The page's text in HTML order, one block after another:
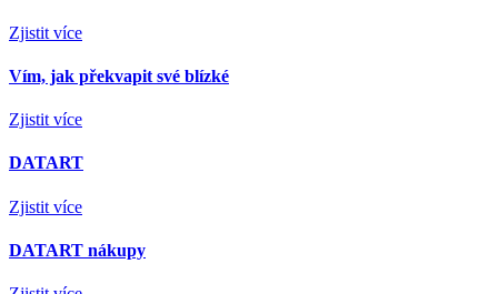
Zjistit více
Vím, jak překvapit své blízké
Zjistit více
DATART
Zjistit více
DATART nákupy